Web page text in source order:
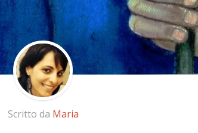
Scritto da Maria